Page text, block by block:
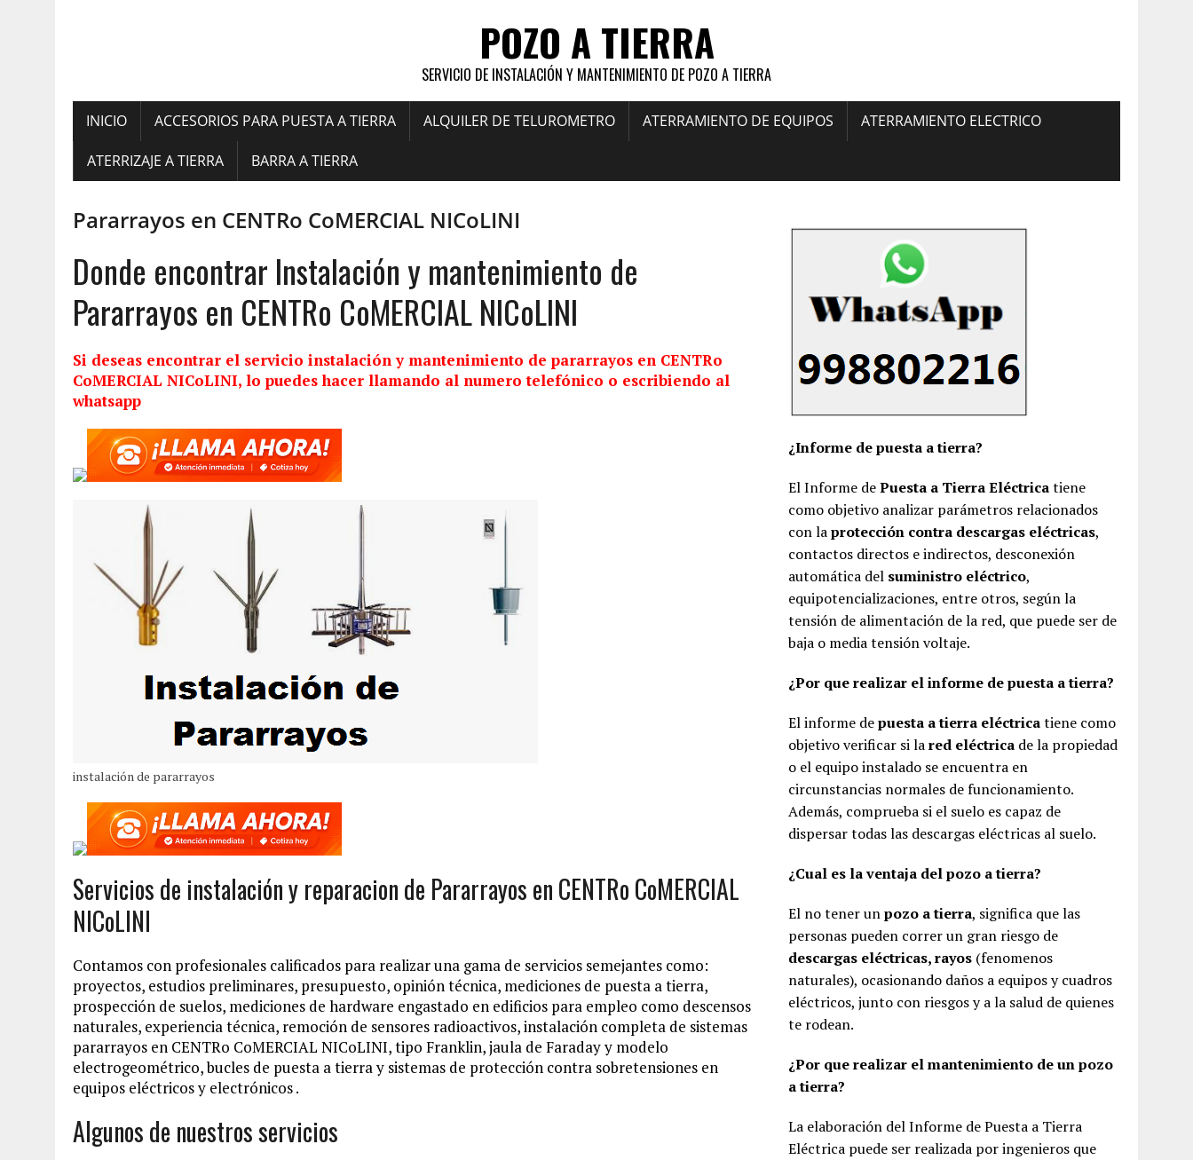
POZO A TIERRA
SERVICIO DE INSTALACIÓN Y MANTENIMIENTO DE POZO A TIERRA
INICIO ACCESORIOS PARA PUESTA A TIERRA ALQUILER DE TELUROMETRO ATERRAMIENTO DE EQUIPOS ATERRAMIENTO ELECTRICO
ATERRIZAJE A TIERRA BARRA A TIERRA
Pararrayos en CENTRo CoMERCIAL NICoLINI
Donde encontrar Instalación y mantenimiento de
Pararrayos en CENTRo CoMERCIAL NICoLINI
Si deseas encontrar el servicio instalacióny mantenimiento de pararrayos en CENTRo
CoMERCIAL NICoLINI, lo puedes hacer llamando al numero telefónico o escribiendo al
whatsapp
instalación de pararrayos
Servicios de instalación y reparacion de Pararrayos en CENTRo CoMERCIAL
NICoLINI
Contamos con profesionales calificados para realizar una gama de servicios semejantes como:
proyectos, estudios preliminares, presupuesto, opinión técnica, mediciones de puesta a tierra,
prospección de suelos, mediciones de hardware engastado en edificios para empleo como descensos
naturales, experiencia técnica, remoción de sensores radioactivos, instalación completa de sistemas
pararrayos en CENTRo CoMERCIAL NICoLINI, tipo Franklin, jaula de Faraday y modelo
electrogeométrico, bucles de puesta a tierra y sistemas de protección contra sobretensiones en
equipos eléctricos y electrónicos .
Algunos de nuestros servicios
¿Informe de puesta a tierra?
El Informe dePuesta a Tierra Eléctricatiene
como objetivo analizar parámetros relacionados
con laprotección contra descargas eléctricas,
contactos directos e indirectos, desconexión
automática del suministro eléctrico,
equipotencializaciones, entre otros, según la
tensión de alimentación de la red, que puede ser de
baja o media tensión voltaje.
¿Por que realizar el informe de puesta a tierra?
El informe depuesta a tierra eléctricatiene como
objetivo verificar si lared eléctrica de la propiedad
o el equipo instalado se encuentra en
circunstancias normales de funcionamiento.
Además, comprueba si el suelo es capaz de
dispersar todas las descargas eléctricas al suelo.
¿Cual es la ventaja del pozo a tierra?
El no tener unpozo a tierra, significa que las
personas pueden correr un gran riesgo de
descargas eléctricas, rayos (fenomenos
naturales), ocasionando daños a equipos y cuadros
eléctricos, junto con riesgos y a la salud de quienes
te rodean.
¿Por que realizar el mantenimiento de un pozo
a tierra?
La elaboración del Informe de Puesta a Tierra
Eléctrica puede ser realizada por ingenieros que